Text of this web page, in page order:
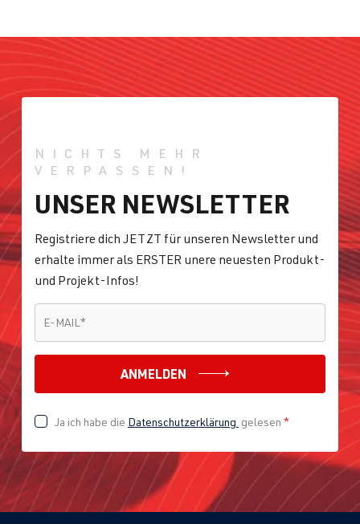
NICHTS MEHR
VERPASSEN!
UNSER NEWSLETTER
Registriere dich JETZT für unseren Newsletter und
erhalte immer als ERSTER unere neuesten Produkt-
und Projekt-Infos!
E-MAIL *
ANMELDEN
Ja ich habe die Datenschutzerklärung gelesen *